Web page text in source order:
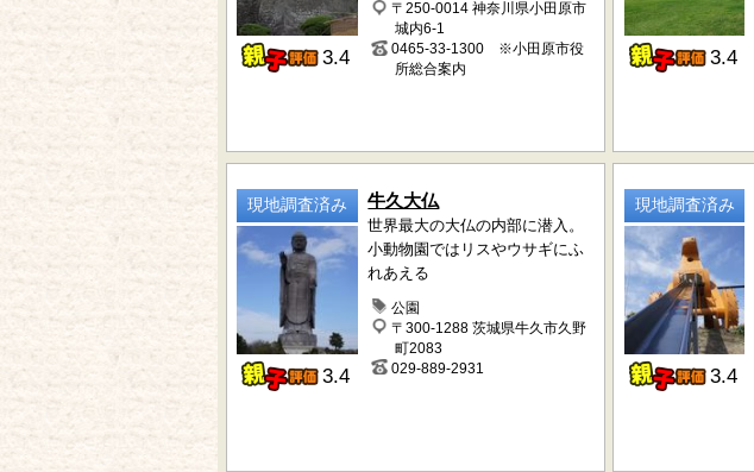
3.4
〒250-0014 神奈川県小田原市
城内6-1
0465-33-1300 ※小田原市役
所総合案内
3.4
現地調査済み
3.4
牛久大仏
世界最大の大仏の内部に潜入。
小動物園ではリスやウサギにふ
れあえる
公園
〒300-1288 茨城県牛久市久野
町2083
029-889-2931
現地調査済み
3.4